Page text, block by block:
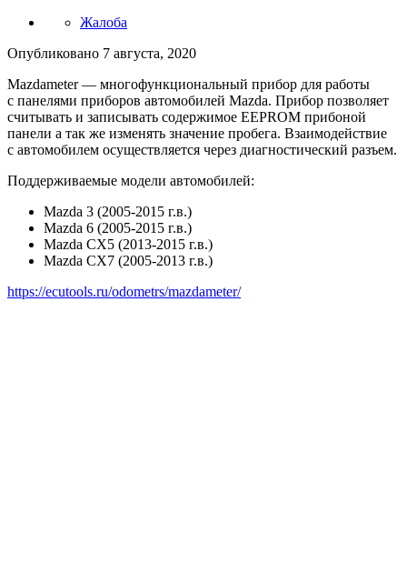
Жалоба
Опубликовано 7 августа, 2020
Mazdameter — многофункциональный прибор для работы
с панелями приборов автомобилей Mazda. Прибор позволяет
считывать и записывать содержимое EEPROM прибоной
панели а так же изменять значение пробега. Взаимодействие
с автомобилем осуществляется через диагностический разъем.
Поддерживаемые модели автомобилей:
Mazda 3 (2005-2015 г.в.)
Mazda 6 (2005-2015 г.в.)
Mazda CX5 (2013-2015 г.в.)
Mazda CX7 (2005-2013 г.в.)
https://ecutools.ru/odometrs/mazdameter/